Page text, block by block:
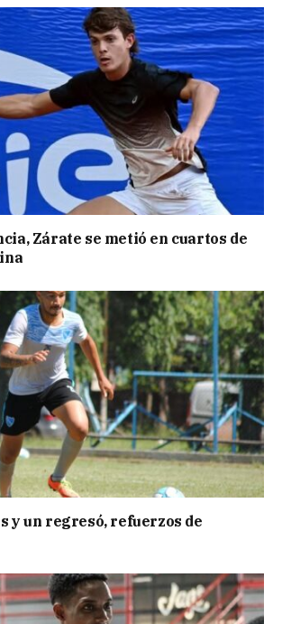
Zárate se metió en cuartos de
y un regresó, refuerzos de